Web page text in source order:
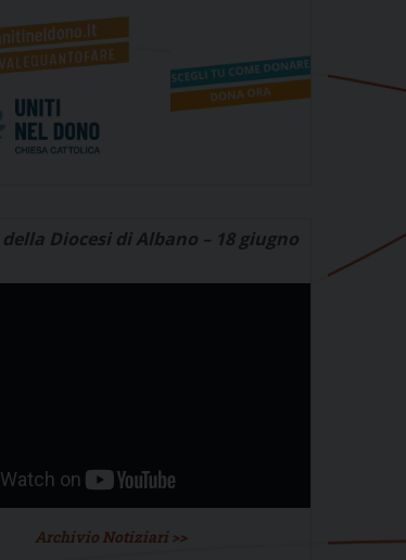
Diocesi di Albano – 18 giugno
Archivio Notiziari >>